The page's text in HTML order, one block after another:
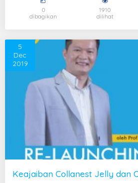
0
dibagikan
1910
dilihat
Keajaiban Collanest Jelly dan
5
Dec
2019